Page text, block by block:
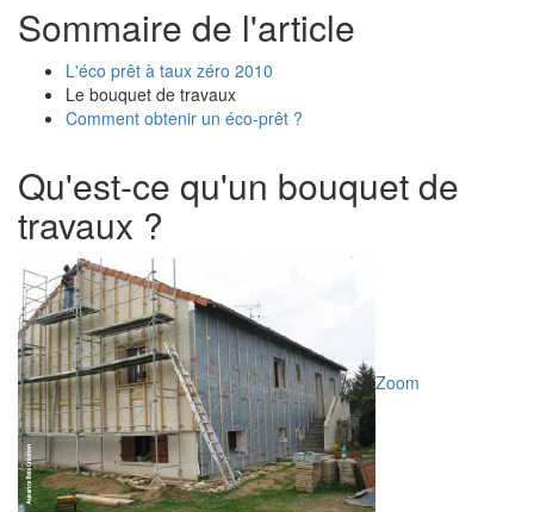
Sommaire de l'article
L'éco prêt à taux zéro 2010
Le bouquet de travaux
Comment obtenir un éco-prêt ?
Qu'est-ce qu'un bouquet de
travaux ?
Zoom